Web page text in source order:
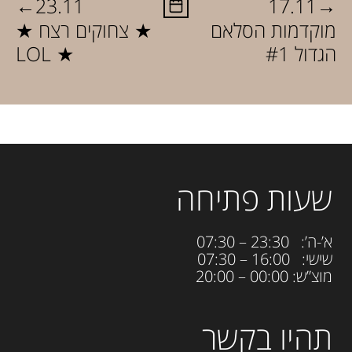
23.11
★ צחוקים רצח ★
LOL ★
17.11
מוקדמות הסלאם
הגדול #1
תהיו בקשר
שעות פתיחה
א’-ה’: 23:30 – 07:30
שישי: 16:00 – 07:30
מוצ”ש: 00:00 – 20:00